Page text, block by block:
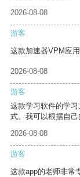
2026-08-08
游客
这款加速器VPM应
2026-08-08
游客
这款学习软件的学
式。我可以根据自己
2026-08-08
游客
这款app的老师非常